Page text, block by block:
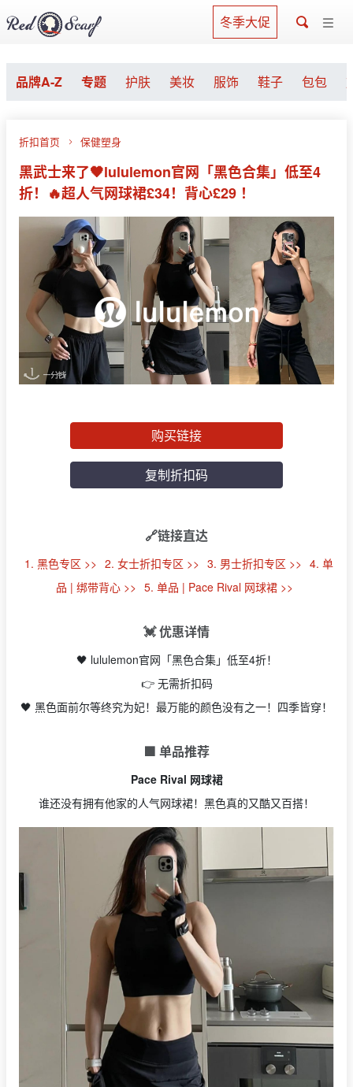
冬季大促
品牌A-Z 专题 护肤 美妆 服饰 鞋子 包包
折扣首页 保健塑身
黑武士来了🖤lululemon官网「黑色合集」低至4
折！🔥超人气网球裙£34！背心£29 ！
购买链接
复制折扣码
🔗链接直达
1. 黑色专区 >> 2. 女士折扣专区 >> 3. 男士折扣专区 >> 4. 单
品 | 绑带背心 >> 5. 单品 | Pace Rival 网球裙 >>
💓 优惠详情
🖤 lululemon官网「黑色合集」低至4折！
👉 无需折扣码
🖤 黑色面前尔等终究为妃！最万能的颜色没有之一！四季皆穿！
🟩 单品推荐
Pace Rival 网球裙
谁还没有拥有他家的人气网球裙！黑色真的又酷又百搭！